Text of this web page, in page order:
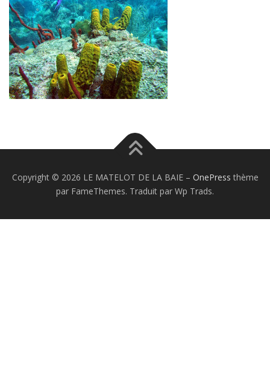
Copyright © 2026 LE MATELOT DE LA BAIE – OnePress thème
par FameThemes. Traduit par Wp Trads.